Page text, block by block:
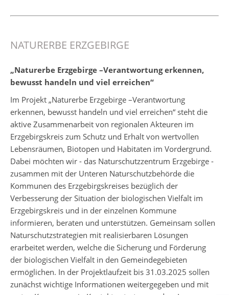
NATURERBE ERZGEBIRGE
„Naturerbe Erzgebirge –Verantwortung erkennen,
bewusst handeln und viel erreichen“
Im Projekt „Naturerbe Erzgebirge –Verantwortung
erkennen, bewusst handeln und viel erreichen“ steht die
aktive Zusammenarbeit von regionalen Akteuren im
Erzgebirgskreis zum Schutz und Erhalt von wertvollen
Lebensräumen, Biotopen und Habitaten im Vordergrund.
Dabei möchten wir - das Naturschutzzentrum Erzgebirge -
zusammen mit der Unteren Naturschutzbehörde die
Kommunen des Erzgebirgskreises bezüglich der
Verbesserung der Situation der biologischen Vielfalt im
Erzgebirgskreis und in der einzelnen Kommune
informieren, beraten und unterstützen. Gemeinsam sollen
Naturschutzstrategien mit realisierbaren Lösungen
erarbeitet werden, welche die Sicherung und Förderung
der biologischen Vielfalt in den Gemeindegebieten
ermöglichen. In der Projektlaufzeit bis 31.03.2025 sollen
zunächst wichtige Informationen weitergegeben und mit